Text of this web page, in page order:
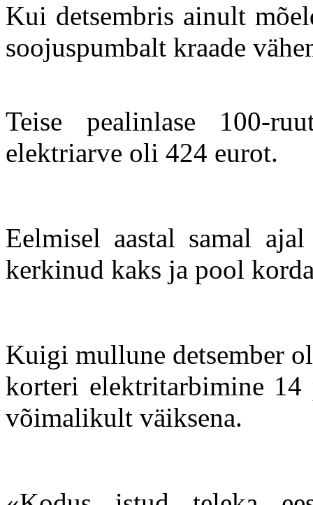
Kui detsembris ainult
soojuspumbalt kraade
Teise pealinlase 100-
elektriarve oli 424 eurot.
Eelmisel aastal samal
kerkinud kaks ja pool
Kuigi mullune detsember
korteri elektritarbimine
võimalikult väiksena.